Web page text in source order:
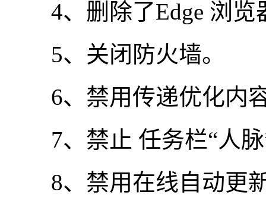
4、删除了Edge 浏览
5、关闭防火墙。
6、禁用传递优化内
7、禁止 任务栏“人脉
8、禁用在线自动更新